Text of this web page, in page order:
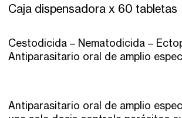
Caja dispensadora x 60 tabletas
Cestodicida – Nematodicida –
Antiparasitario oral de amplio
Antiparasitario oral de amplio